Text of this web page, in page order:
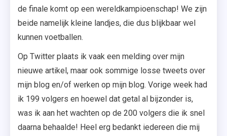
de finale komt op een wereldkampioenschap! We zijn
beide namelijk kleine landjes, die dus blijkbaar wel
kunnen voetballen.
Op Twitter plaats ik vaak een melding over mijn
nieuwe artikel, maar ook sommige losse tweets over
mijn blog en/of werken op mijn blog. Vorige week had
ik 199 volgers en hoewel dat getal al bijzonder is,
was ik aan het wachten op de 200 volgers die ik snel
daarna behaalde! Heel erg bedankt iedereen die mij